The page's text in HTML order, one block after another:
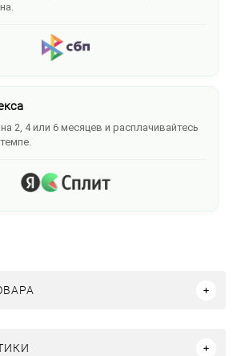
2, 4 или 6 месяцев и расплачивайтесь